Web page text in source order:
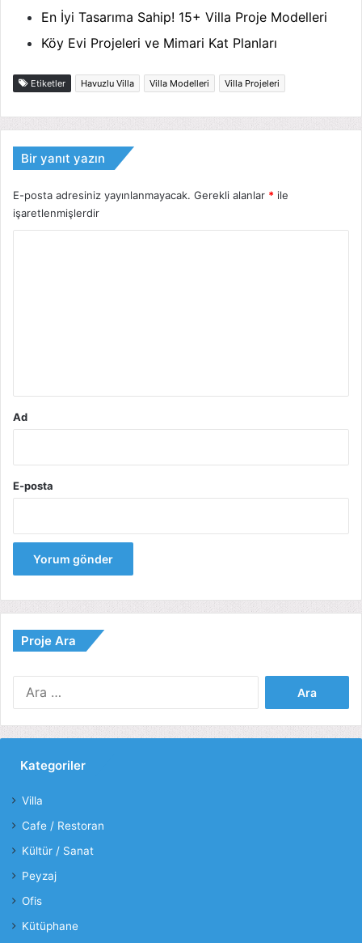
En İyi Tasarıma Sahip! 15+ Villa Proje Modelleri
Köy Evi Projeleri ve Mimari Kat Planları
Etiketler Havuzlu Villa Villa Modelleri Villa Projeleri
Bir yanıt yazın
E-posta adresiniz yayınlanmayacak. Gerekli alanlar * ile
işaretlenmişlerdir
Ad
E-posta
Proje Ara
Kategoriler
Villa
Cafe / Restoran
Kültür / Sanat
Peyzaj
Ofis
Kütüphane